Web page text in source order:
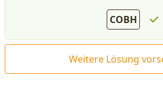
COBH
Weitere Lösung